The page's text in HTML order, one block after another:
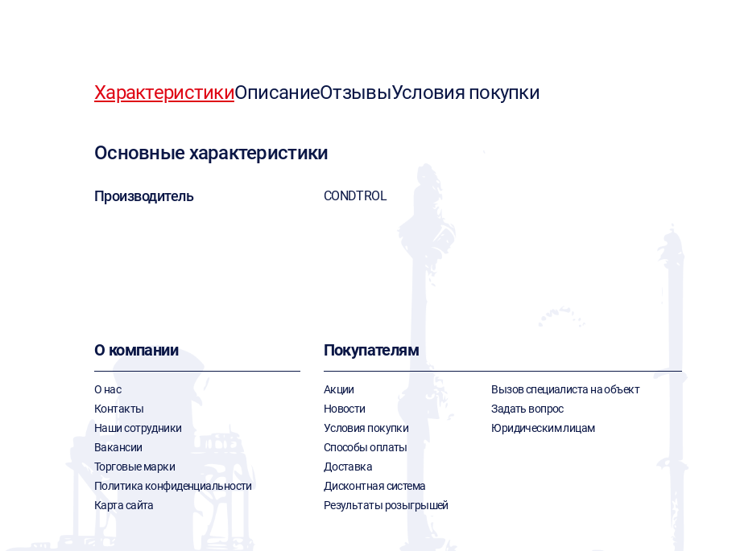
ХарактеристикиОписаниеОтзывыУсловия покупки
Основные характеристики
Производитель CONDTROL
О компании
О нас
Контакты
Наши сотрудники
Вакансии
Торговые марки
Политика конфиденциальности
Карта сайта
Покупателям
Акции
Новости
Условия покупки
Способы оплаты
Доставка
Дисконтная система
Результаты розыгрышей
Вызов специалиста на объект
Задать вопрос
Юридическим лицам